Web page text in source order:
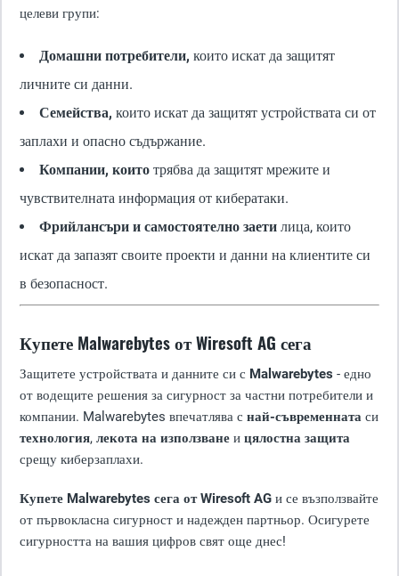
целеви групи:
Домашни потребители, които искат да защитят
личните си данни.
Семейства, които искат да защитят устройствата си от
заплахи и опасно съдържание.
Компании, които трябва да защитят мрежите и
чувствителната информация от кибератаки.
Фрийлансъри и самостоятелно заети лица, които
искат да запазят своите проекти и данни на клиентите си
в безопасност.
Купете Malwarebytes от Wiresoft AG сега
Защитете устройствата и данните си с Malwarebytes - едно
от водещите решения за сигурност за частни потребители и
компании. Malwarebytes впечатлява с най-съвременната си
технология, лекота на използване и цялостна защита
срещу киберзаплахи.
Купете Malwarebytes сега от Wiresoft AG и се възползвайте
от първокласна сигурност и надежден партньор. Осигурете
сигурността на вашия цифров свят още днес!